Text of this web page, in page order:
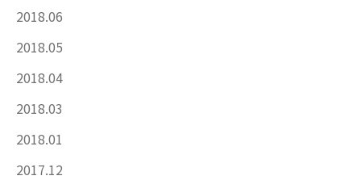
2018.06
2018.05
2018.04
2018.03
2018.01
2017.12